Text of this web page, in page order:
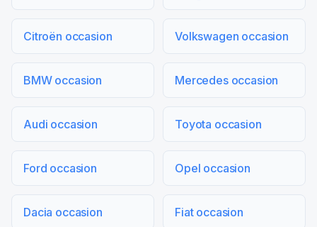
Citroën occasion Volkswagen occasion
BMW occasion Mercedes occasion
Audi occasion Toyota occasion
Ford occasion Opel occasion
Dacia occasion Fiat occasion